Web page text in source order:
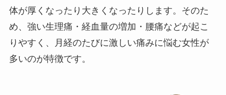
体が厚くなったり大きくなったりします。そのた
め、強い生理痛・経血量の増加・腰痛などが起こ
りやすく、月経のたびに激しい痛みに悩む女性が
多いのが特徴です。